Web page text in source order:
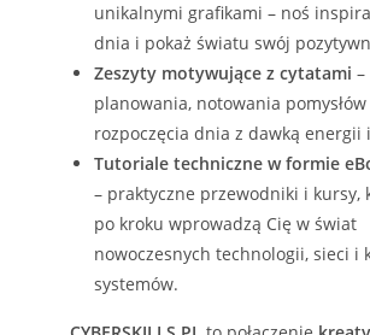
unikalnymi grafikami – noś
dnia i pokaż światu swój
Zeszyty motywujące z cytatami
planowania, notowania pomysłów
rozpoczęcia dnia z dawką energii
Tutoriale techniczne w formie
– praktyczne przewodniki i kursy,
po kroku wprowadzą Cię w świat
nowoczesnych technologii, sieci i
systemów.